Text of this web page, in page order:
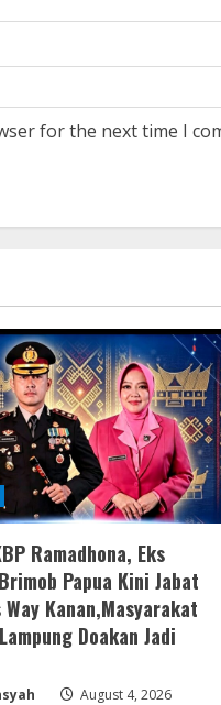
for the next time I
Ramadhona, Eks
Papua Kini Jabat
Kanan,Masyarakat
Doakan Jadi
August 4, 2026